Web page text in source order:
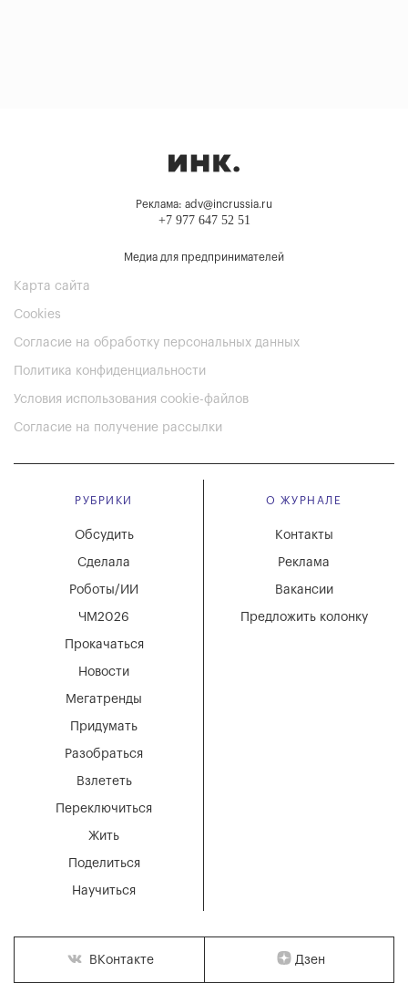
Реклама: adv@incrussia.ru
+7 977 647 52 51
Медиа для предпринимателей
Карта сайта
Cookies
Согласие на обработку персональных данных
Политика конфиденциальности
Условия использования cookie-файлов
Согласие на получение рассылки
РУБРИКИ
Мегатренды
Придумать
Разобраться
Взлететь
Новости
Переключиться
Жить
Поделиться
Научиться
Обсудить
Сделала
Роботы/ИИ
ЧМ2026
Прокачаться
О ЖУРНАЛЕ
Вакансии
Реклама
Контакты
Предложить колонку
ВКонтакте Дзен